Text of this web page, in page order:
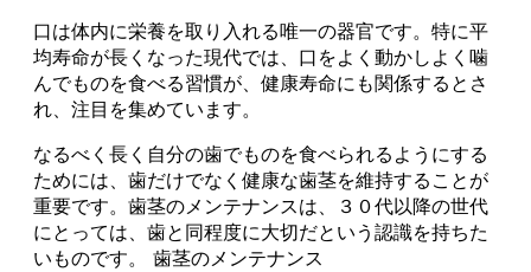
口は体内に栄養を取り入れる唯一の器官です。特に平
均寿命が長くなった現代では、口をよく動かしよく噛
んでものを食べる習慣が、健康寿命にも関係するとさ
れ、注目を集めています。
なるべく長く自分の歯でものを食べられるようにする
ためには、歯だけでなく健康な歯茎を維持することが
重要です。歯茎のメンテナンスは、３０代以降の世代
にとっては、歯と同程度に大切だという認識を持ちた
いものです。 歯茎のメンテナンス